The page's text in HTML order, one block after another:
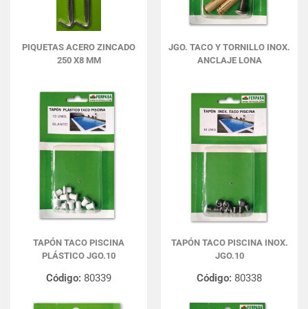
PIQUETAS ACERO ZINCADO
250 X8 MM
JGO. TACO Y TORNILLO INOX.
ANCLAJE LONA
TAPÓN TACO PISCINA
PLÁSTICO JGO.10
Código: 80339
TAPÓN TACO PISCINA INOX.
JGO.10
Código: 80338